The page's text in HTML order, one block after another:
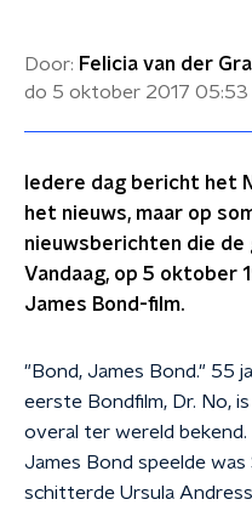
Door: Felicia van der
do 5 oktober 2017 05:53
Iedere dag bericht het
het nieuws, maar op
nieuwsberichten die de
Vandaag, op 5 oktober
James Bond-film.
"Bond, James Bond." 55
eerste Bondfilm, Dr. No,
overal ter wereld
James Bond speelde was
schitterde Ursula